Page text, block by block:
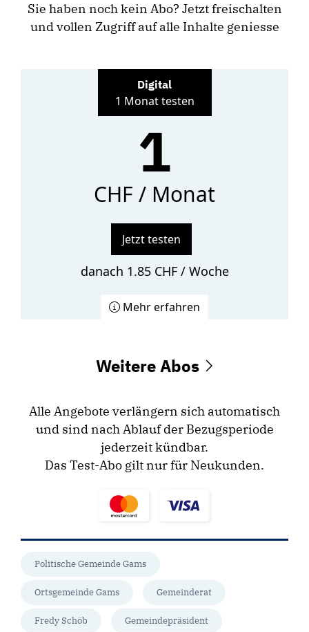
Sie haben noch kein Abo? Jetzt freischalten
und vollen Zugriff auf alle Inhalte geniesse
Digital
1 Monat testen
1
CHF / Monat
Jetzt testen
danach 1.85 CHF / Woche
Mehr erfahren
Weitere Abos
Alle Angebote verlängern sich automatisch
und sind nach Ablauf der Bezugsperiode
jederzeit kündbar.
Das Test-Abo gilt nur für Neukunden.
Politische Gemeinde Gams
Ortsgemeinde Gams Gemeinderat
Fredy Schöb Gemeindepräsident